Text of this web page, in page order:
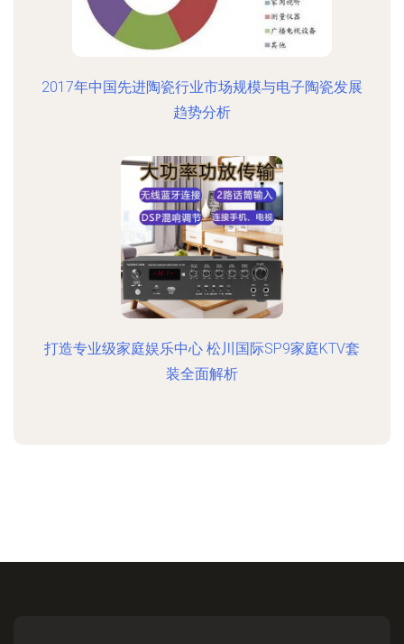
2017年中国先进陶瓷行业市场规模与电子陶瓷发展
趋势分析
打造专业级家庭娱乐中心 松川国际SP9家庭KTV套
装全面解析